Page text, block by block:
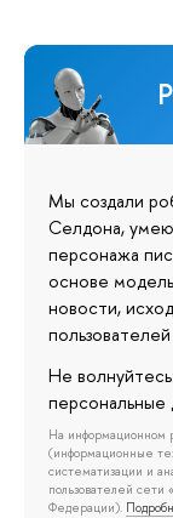
Мы создали
Селдона,
персонажа
основе
новости,
Не
персональные
На информационном
(информационные
систематизации и
пользователей
Федерации).